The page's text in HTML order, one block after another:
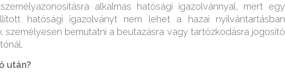
alkalmas hatósági igazolvánnyal, mert egy
hatósági igazolványt nem lehet a hazai nyilvántartásban
személyesen bemutatni a beutazásra vagy tartózkodásra jogosító
után?